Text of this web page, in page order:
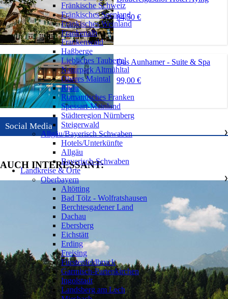
84,50 €
Das Aunhamer - Suite & Spa
99,00 €
Social Media
AUCH INTERESSANT:
Fränkische Schweiz
Fränkisches Seenland
Fränkisches Weinland
Frankenalb
Frankenwald
Haßberge
Liebliches Taubertal
Naturpark Altmühltal
Oberes Maintal
Rhön
Romantisches Franken
Spessart-Mainland
Städteregion Nürnberg
Steigerwald
Allgäu/Bayerisch Schwaben
❯
Hotels/Unterkünfte
Allgäu
Bayerisch-Schwaben
Landkreise & Orte
Oberbayern
❯
Altötting
Bad Tölz - Wolfratshausen
Berchtesgadener Land
Dachau
Ebersberg
Eichstätt
Erding
Freising
Fürstenfeldbruck
Garmisch-Partenkirchen
Ingolstadt
Landsberg am Lech